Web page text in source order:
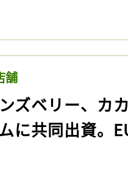
舗
ズベリー、カ
に共同出資。